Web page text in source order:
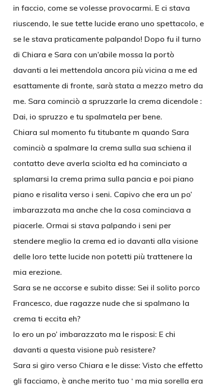
in faccio, come se volesse provocarmi. E ci stava
riuscendo, le sue tette lucide erano uno spettacolo, e
se le stava praticamente palpando! Dopo fu il turno
di Chiara e Sara con un’abile mossa la portò
davanti a lei mettendola ancora più vicina a me ed
esattamente di fronte, sarà stata a mezzo metro da
me. Sara cominciò a spruzzarle la crema dicendole :
Dai, io spruzzo e tu spalmatela per bene.
Chiara sul momento fu titubante m quando Sara
cominciò a spalmare la crema sulla sua schiena il
contatto deve averla sciolta ed ha cominciato a
splamarsi la crema prima sulla pancia e poi piano
piano e risalita verso i seni. Capivo che era un po’
imbarazzata ma anche che la cosa cominciava a
piacerle. Ormai si stava palpando i seni per
stendere meglio la crema ed io davanti alla visione
delle loro tette lucide non potetti più trattenere la
mia erezione.
Sara se ne accorse e subito disse: Sei il solito porco
Francesco, due ragazze nude che si spalmano la
crema ti eccita eh?
Io ero un po’ imbarazzato ma le risposi: E chi
davanti a questa visione può resistere?
Sara si giro verso Chiara e le disse: Visto che effetto
gli facciamo, è anche merito tuo ‘ ma mia sorella era